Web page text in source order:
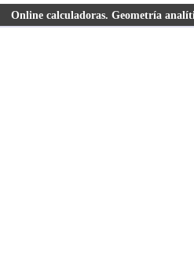
Online calculadoras. Geometría